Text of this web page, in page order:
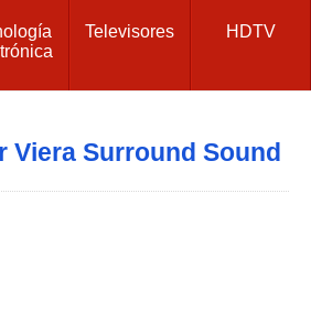
Televisores HDTV
Viera Surround Sound